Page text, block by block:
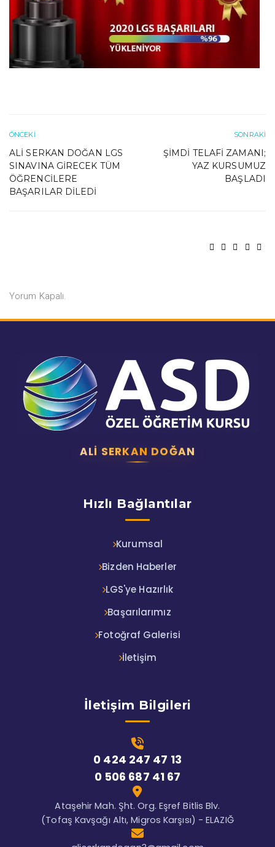
ÖNCEKI
ALI SERKAN DOĞAN LGS
SINAVINA GIRECEK TÜM
ÖĞRENCILERE
BAŞARILAR DILEDI
SONRAKI
ŞIMDI TELAFI ZAMANI;
YAZ KURSUMUZ
BAŞLADI
Yorum Kapalı.
ALI SERKAN DOĞAN
Hızlı Bağlantılar
Kurumsal
Bizden Haberler
LGS'ye Hazırlık
Başarılarımız
Fotoğraf Galerisi
İletişim
İletişim Bilgileri
0 424 247 47 13
0 506 687 41 67
Ataşehir Mah. Şht. Org. Eşref Bitlis Blv.
(Tofaş Kavşağı Altı, Migros Karşısı) - ELAZIĞ